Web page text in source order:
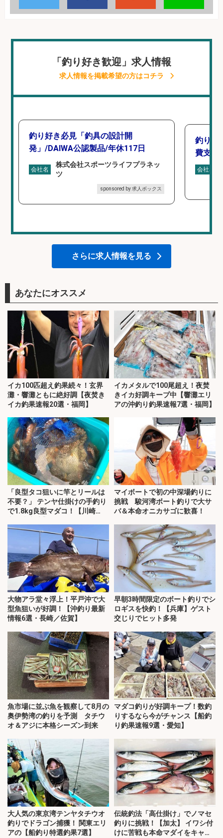
「釣り好き歓迎」求人情報
求人情報を掲載希望の方はコチラ
釣り好き必見「釣具の設計開
発」/DAIWA公認製品/年休117日
会社名
株式会社スポーツライフプラネッ
ツ
sponsored by 求人ボックス
釣り具
費支給
会社名
さらに求人情報を見る
あなたにオススメ
イカ100匹超え釣果続々！玄界
灘・響灘ともに絶好調【夜焚き
イカ釣果速報20選・福岡】
イカメタルで100尾超え！夜焚
きイカ好調キープ中【響灘エリ
アの沖釣り釣果速報7選・福岡】
「良型タコ狙いに竿とリールは
不要？」 テンヤ仕掛けの手釣り
で1.8kg良型マダコ！【川崎
マイボートで初の中深場釣りに
挑戦 駿河湾ボート釣りで大サ
バ＆本命オニカサゴに歓喜！
大物アラ堂々浮上！平戸沖で大
型魚狙いが好調！【沖釣り最新
情報6選・長崎／佐賀】
早朝3時間限定のボート釣りでシ
ロギスを快釣！【兵庫】ゲスト
交じりでヒット多発
魚市場に並ぶ魚を観察して8月の
奥伊勢湾の釣りを予測 タチウ
オ＆アジに本格シーズン到来
マダコ釣りが好調キープ！数釣
りするなら今がチャンス【船釣
り釣果速報9選・愛知】
大人気の東京湾テンヤタチウオ
釣りでドラゴン捕獲！ 関東エリ
アの【船釣り特選釣果7選】
伝統釣法「高仕掛け」でノマセ
釣りに挑戦！【加太】 イワシ付
けに苦戦も本命マダイをキャッ